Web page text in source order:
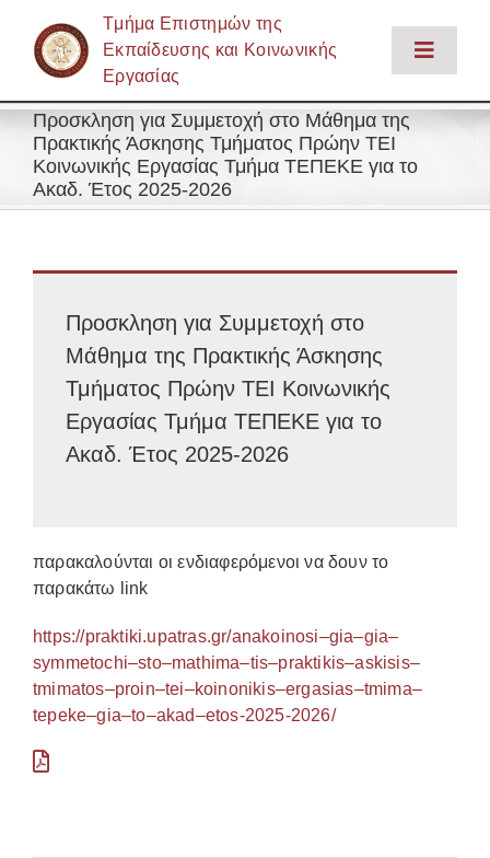
περιεχόμενο
Tμήμα Επιστημών της
Εκπαίδευσης και Κοινωνικής
Εργασίας
Toggle
Το Τμήμα
Εκπαίδευση
Προσωπικό
Φοιτητική Ζωή – Υπηρεσίες
Ενημέρωση
Επικοινωνία
Login
Προσκληση για Συμμετοχή στο Μάθημα της
Πρακτικής Άσκησης Τμήματος Πρώην ΤΕΙ
Κοινωνικής Εργασίας Τμήμα ΤΕΠΕΚΕ για το
Ακαδ. Έτος 2025-2026
Προσκληση για Συμμετοχή στο
Μάθημα της Πρακτικής Άσκησης
Τμήματος Πρώην ΤΕΙ Κοινωνικής
Εργασίας Τμήμα ΤΕΠΕΚΕ για το
Ακαδ. Έτος 2025-2026
παρακαλούνται οι ενδιαφερόμενοι να δουν το
παρακάτω link
https://praktiki.upatras.gr/anakoinosi–gia–gia–
symmetochi–sto–mathima–tis–praktikis–askisis–
tmimatos–proin–tei–koinonikis–ergasias–tmima–
tepeke–gia–to–akad–etos-2025-2026/